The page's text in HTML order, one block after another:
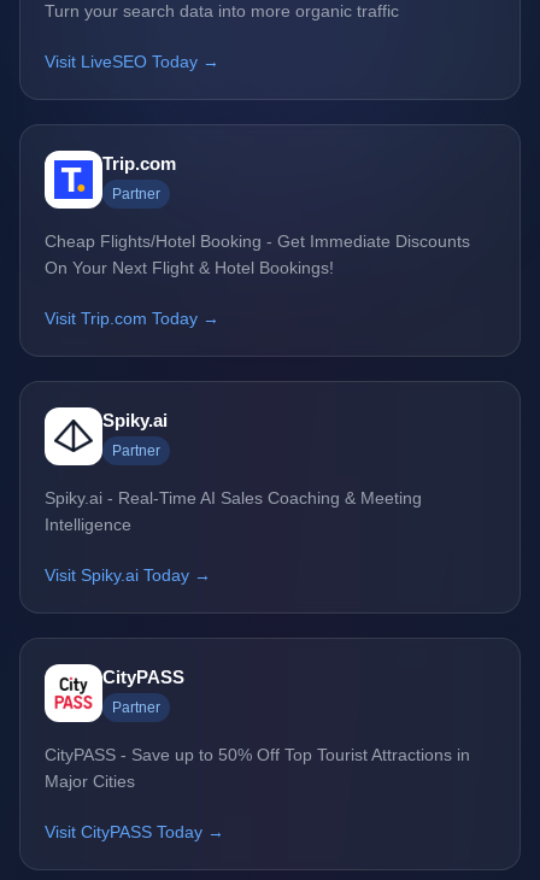
Turn your search data into more organic traffic
Visit LiveSEO Today →
Trip.com
Partner
Cheap Flights/Hotel Booking - Get Immediate Discounts
On Your Next Flight & Hotel Bookings!
Visit Trip.com Today →
Spiky.ai
Partner
Spiky.ai - Real-Time AI Sales Coaching & Meeting
Intelligence
Visit Spiky.ai Today →
CityPASS
Partner
CityPASS - Save up to 50% Off Top Tourist Attractions in
Major Cities
Visit CityPASS Today →